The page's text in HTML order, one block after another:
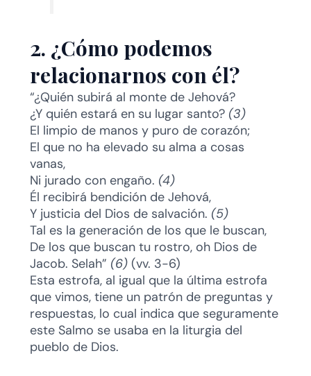
2. ¿Cómo podemos
relacionarnos con él?
“¿Quién subirá al monte de Jehová?
¿Y quién estará en su lugar santo? (3)
El limpio de manos y puro de corazón;
El que no ha elevado su alma a cosas
vanas,
Ni jurado con engaño. (4)
Él recibirá bendición de Jehová,
Y justicia del Dios de salvación. (5)
Tal es la generación de los que le buscan,
De los que buscan tu rostro, oh Dios de
Jacob. Selah” (6)(vv. 3-6)
Esta estrofa, al igual que la última estrofa
que vimos, tiene un patrón de preguntas y
respuestas, lo cual indica que seguramente
este Salmo se usaba en la liturgia del
pueblo de Dios.